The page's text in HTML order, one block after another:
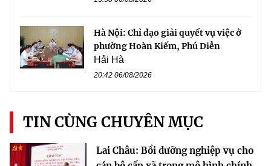
Hà Nội: Chỉ đạo giải quyết vụ việc ở
phường Hoàn Kiếm, Phú Diễn
Hải Hà
20:42 06/08/2026
TIN CÙNG CHUYÊN MỤC
Lai Châu: Bồi dưỡng nghiệp vụ cho